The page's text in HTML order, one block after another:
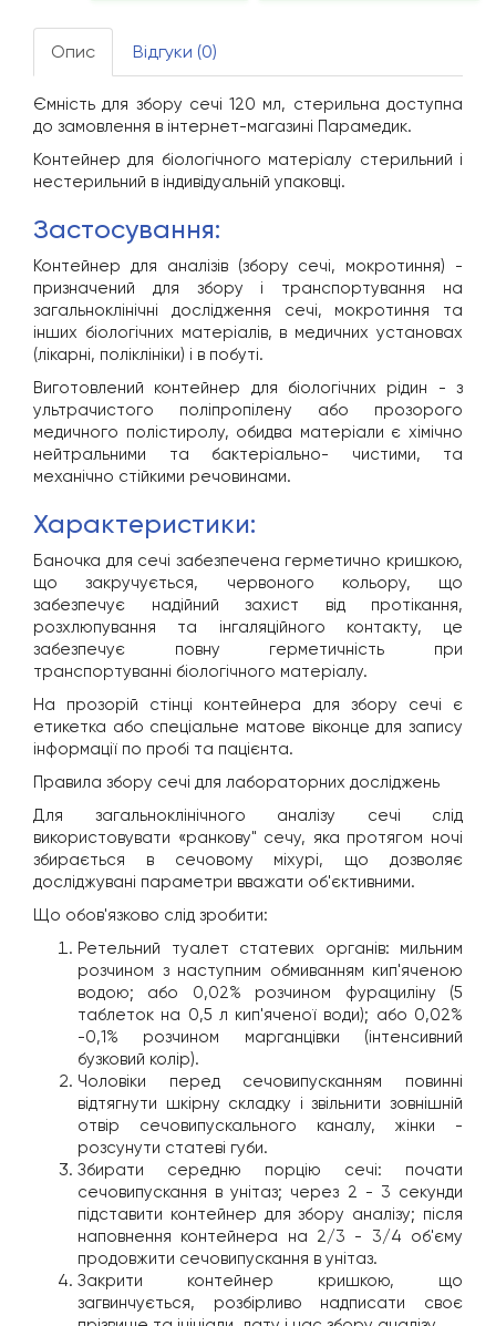
Опис Відгуки (0)
Ємність для збору сечі 120 мл, стерильна доступна
до замовлення в інтернет-магазині Парамедик.
Контейнер для біологічного матеріалу стерильний і
нестерильний в індивідуальній упаковці.
застосування:
Контейнер для аналізів (збору сечі, мокротиння) -
призначений для збору і транспортування на
загальноклінічні дослідження сечі, мокротиння та
інших біологічних матеріалів, в медичних установах
(лікарні, поліклініки) і в побуті.
Виготовлений контейнер для біологічних рідин - з
ультрачистого поліпропілену або прозорого
медичного полістиролу, обидва матеріали є хімічно
нейтральними та бактеріально- чистими, та
механічно стійкими речовинами.
характеристики:
Баночка для сечі забезпечена герметично кришкою,
що закручується, червоного кольору, що
забезпечує надійний захист від протікання,
розхлюпування та інгаляційного контакту, це
забезпечує повну герметичність при
транспортуванні біологічного матеріалу.
На прозорій стінці контейнера для збору сечі є
етикетка або спеціальне матове віконце для запису
інформації по пробі та пацієнта.
Правила збору сечі для лабораторних досліджень
Для загальноклінічного аналізу сечі слід
використовувати «ранкову" сечу, яка протягом ночі
збирається в сечовому міхурі, що дозволяє
досліджувані параметри вважати об'єктивними.
Що обов'язково слід зробити:
Ретельний туалет статевих органів: мильним
розчином з наступним обмиванням кип'яченою
водою; або 0,02% розчином фурациліну (5
таблеток на 0,5 л кип'яченої води); або 0,02%
-0,1% розчином марганцівки (інтенсивний
бузковий колір).
Чоловіки перед сечовипусканням повинні
відтягнути шкірну складку і звільнити зовнішній
отвір сечовипускального каналу, жінки -
розсунути статеві губи.
Збирати середню порцію сечі: почати
сечовипускання в унітаз; через 2 - 3 секунди
підставити контейнер для збору аналізу; після
наповнення контейнера на 2/3 - 3/4 об'єму
продовжити сечовипускання в унітаз.
Закрити контейнер кришкою, що
загвинчується, розбірливо надписати своє